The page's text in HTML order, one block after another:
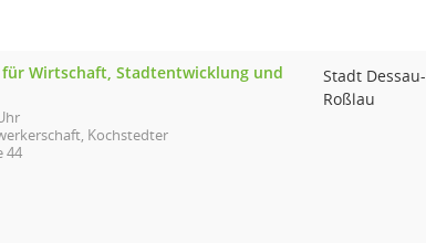
für Wirtschaft, Stadtentwicklung und
Kochstedter
44
Stadt Dessau-
Roßlau